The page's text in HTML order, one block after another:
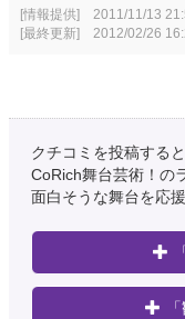
[情報提供] 2011/11/13
[最終更新] 2012/02/26
クチコミを投稿すると
CoRich舞台芸術！の
面白そうな舞台を応